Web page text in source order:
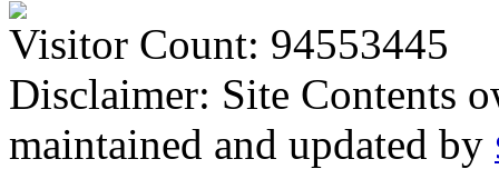
Visitor Count: 94553445
Disclaimer: Site Contents
maintained and updated by